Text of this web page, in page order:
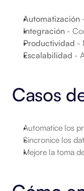
Automatización
Integración -
Productividad -
Escalabilidad -
Casos
Automatice los
Sincronice los
Mejore la toma